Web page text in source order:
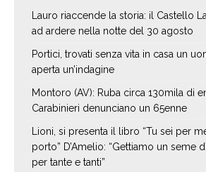
Lauro riaccende la storia: il Castello
ad ardere nella notte del 30 agosto
Portici, trovati senza vita in casa un
aperta un’indagine
Montoro (AV): Ruba circa 130mila di
Carabinieri denunciano un 65enne
Lioni, si presenta il libro “Tu sei per
porto” D’Amelio: “Gettiamo un seme
per tante e tanti”